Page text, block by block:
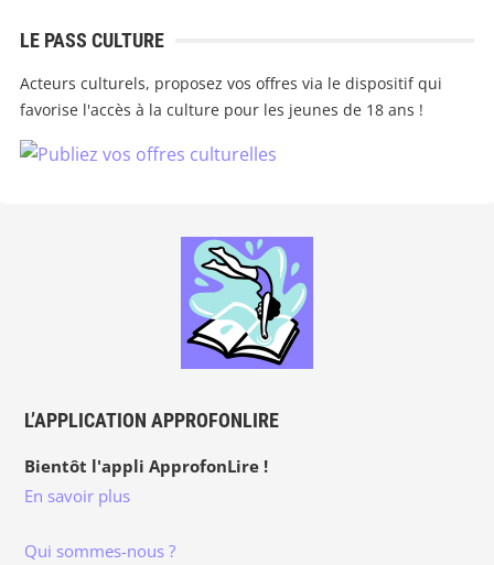
LE PASS CULTURE
Acteurs culturels, proposez vos offres via le dispositif qui
favorise l'accès à la culture pour les jeunes de 18 ans !
L’APPLICATION APPROFONLIRE
Bientôt l'appli ApprofonLire !
En savoir plus
Qui sommes-nous ?